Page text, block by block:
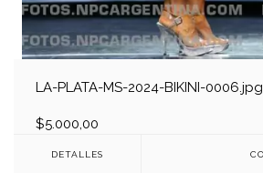
LA-PLATA-MS-2024-BIKINI-0006.jpg
$5.000,00
DETALLES